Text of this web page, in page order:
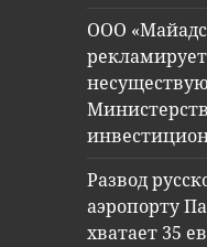
ООО
Развод
аэропорту
хватает 35